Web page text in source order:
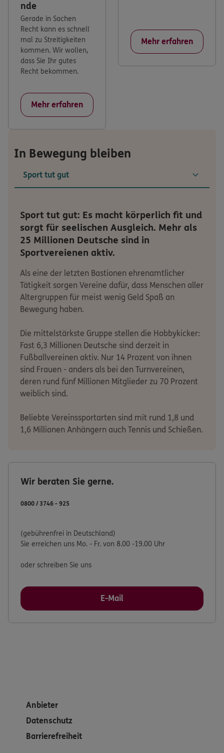
nde
Gerade in Sachen
Recht kann es schnell
mal zu Streitigkeiten
kommen. Wir wollen,
dass Sie Ihr gutes
Recht bekommen.
Mehr erfahren
Mehr erfahren
In Bewegung bleiben
Sport tut gut
Sport tut gut: Es macht körperlich fit und
sorgt für seelischen Ausgleich. Mehr als
25 Millionen Deutsche sind in
Sportvereienen aktiv.
Als eine der letzten Bastionen ehrenamtlicher
Tätigkeit sorgen Vereine dafür, dass Menschen aller
Altergruppen für meist wenig Geld Spaß an
Bewegung haben.
Die mittelstärkste Gruppe stellen die Hobbykicker:
Fast 6,3 Millionen Deutsche sind derzeit in
Fußballvereinen aktiv. Nur 14 Prozent von ihnen
sind Frauen - anders als bei den Turnvereinen,
deren rund fünf Millionen Mitglieder zu 70 Prozent
weiblich sind.
Beliebte Vereinssportarten sind mit rund 1,8 und
1,6 Millionen Anhängern auch Tennis und Schießen.
Wir beraten Sie gerne.
0800 / 3746 - 925
(gebührenfrei in Deutschland)
Sie erreichen uns Mo. - Fr. von 8.00 -19.00 Uhr
oder schreiben Sie uns
E-Mail
Anbieter
Datenschutz
Barrierefreiheit